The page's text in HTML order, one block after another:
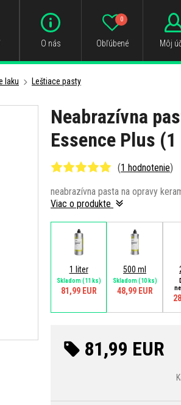
O nás Obľúbené
0
Môj
laku Leštiace pasty
Neabrazívna
Essence Plus
(1 hodnotenie)
neabrazívna pasta na opravy
Viac o produkte
1 liter
Skladom(11 ks)
81,99 EUR
500 ml
Skladom(10 ks)
48,99 EUR
81,99 EUR